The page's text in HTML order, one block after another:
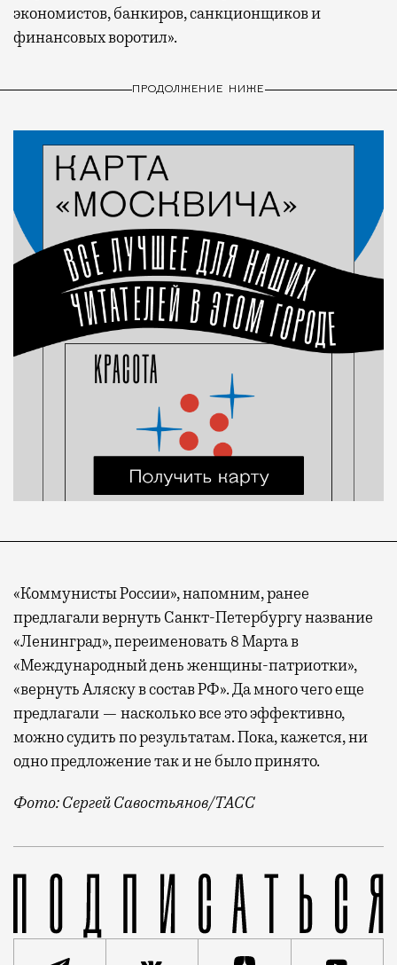
экономистов, банкиров, санкционщиков и
финансовых воротил».
ПРОДОЛЖЕНИЕ НИЖЕ
«Коммунисты России», напомним, ранее
предлагали вернуть Санкт-Петербургу название
«Ленинград», переименовать 8 Марта в
«Международный день женщины-патриотки»,
«вернуть Аляску в состав РФ». Да много чего еще
предлагали — насколько все это эффективно,
можно судить по результатам. Пока, кажется, ни
одно предложение так и не было принято.
Фото: Сергей Савостьянов/ТАСС
Очередное предложение «Коммунистов России» —